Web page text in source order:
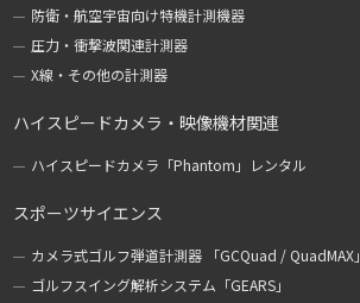
防衛・航空宇宙向け特機計測機器
圧力・衝撃波関連計測器
X線・その他の計測器
ハイスピードカメラ・映像機材関連
ハイスピードカメラ「Phantom」レンタル
スポーツサイエンス
カメラ式ゴルフ弾道計測器 「GCQuad / QuadMAX」
ゴルフスイング解析システム「GEARS」